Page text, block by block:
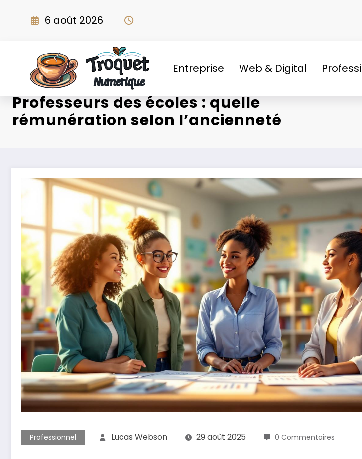
6 août 2026
Entreprise Web & Digital
Professeurs des écoles : quelle
rémunération selon l’ancienneté
Professionnel Lucas Webson 29 août 2025 0 Commentaires